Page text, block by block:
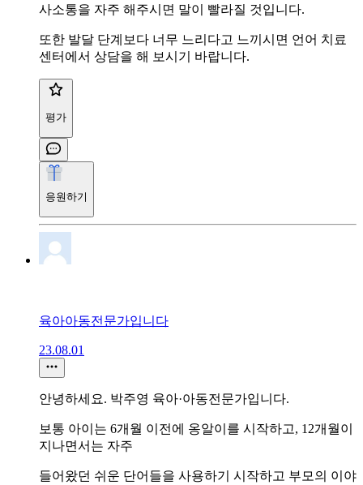
사소통을 자주 해주시면 말이 빨라질 것입니다.
또한 발달 단계보다 너무 느리다고 느끼시면 언어 치료
센터에서 상담을 해 보시기 바랍니다.
평가
응원하기
육아아동전문가입니다
23.08.01
안녕하세요. 박주영 육아·아동전문가입니다.
보통 아이는 6개월 이전에 옹알이를 시작하고, 12개월이
지나면서는 자주
들어왔던 쉬운 단어들을 사용하기 시작하고 부모의 이야